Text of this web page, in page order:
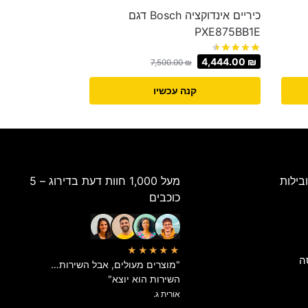
כיריים אינדוקציה Bosch דגם
PXE875BB1E
7,500.00₪ 4,444.00 ₪
קנה עכשיו
מעל 1,000 חוות דעת בדירוג – 5
כוכבים
★★★★★
"מוצרים מעולים, אבל השירות…
השירות הוא יוצא"
אורית ג.